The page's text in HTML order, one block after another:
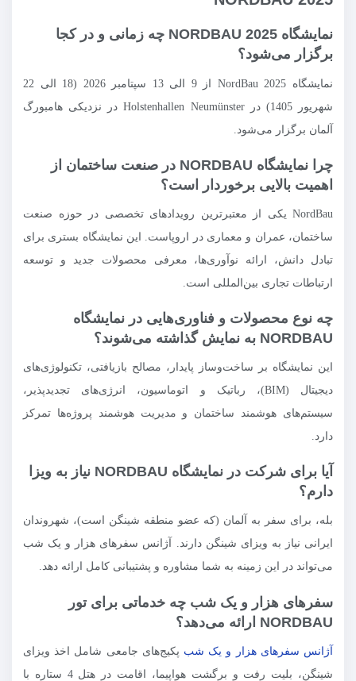
نمایشگاه NORDBAU 2025 چه زمانی و در کجا
برگزار می‌شود؟
نمایشگاه NordBau 2025 از 9 الی 13 سپتامبر 2026 (18 الی 22
شهریور 1405) در Holstenhallen Neumünster در نزدیکی هامبورگ
آلمان برگزار می‌شود.
چرا نمایشگاه NORDBAU در صنعت ساختمان از
اهمیت بالایی برخوردار است؟
NordBau یکی از معتبرترین رویدادهای تخصصی در حوزه صنعت
ساختمان، عمران و معماری در اروپاست. این نمایشگاه بستری برای
تبادل دانش، ارائه نوآوری‌ها، معرفی محصولات جدید و توسعه
ارتباطات تجاری بین‌المللی است.
چه نوع محصولات و فناوری‌هایی در نمایشگاه
NORDBAU به نمایش گذاشته می‌شوند؟
این نمایشگاه بر ساخت‌وساز پایدار، مصالح بازیافتی، تکنولوژی‌های
دیجیتال (BIM)، رباتیک و اتوماسیون، انرژی‌های تجدیدپذیر،
سیستم‌های هوشمند ساختمان و مدیریت هوشمند پروژه‌ها تمرکز
دارد.
آیا برای شرکت در نمایشگاه NORDBAU نیاز به ویزا
دارم؟
بله، برای سفر به آلمان (که عضو منطقه شینگن است)، شهروندان
ایرانی نیاز به ویزای شینگن دارند. آژانس سفرهای هزار و یک شب
می‌تواند در این زمینه به شما مشاوره و پشتیبانی کامل ارائه دهد.
سفرهای هزار و یک شب چه خدماتی برای تور
NORDBAU ارائه می‌دهد؟
آژانس سفرهای هزار و یک شب پکیج‌های جامعی شامل اخذ ویزای
شینگن، بلیت رفت و برگشت هواپیما، اقامت در هتل 4 ستاره با